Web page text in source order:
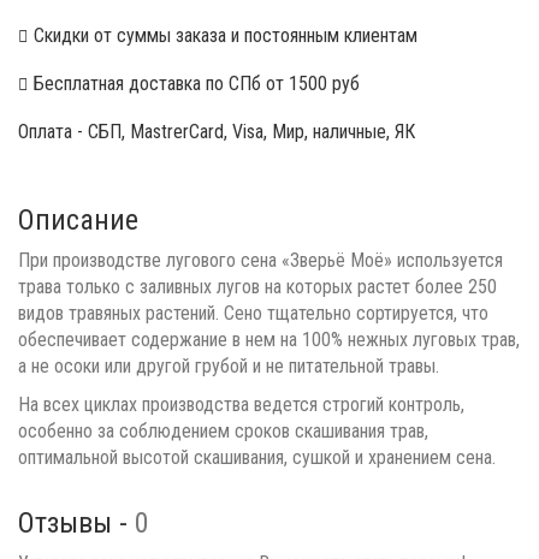
Скидки от суммы заказа и постоянным клиентам
Бесплатная доставка по СПб от 1500 руб
Оплата - СБП, MastrerCard, Visa, Мир, наличные, ЯК
Описание
При производстве лугового сена «Зверьё Mоё» используется
трава только с заливных лугов на которых растет более 250
видов травяных растений. Сено тщательно сортируется, что
обеспечивает содержание в нем на 100% нежных луговых трав,
а не осоки или другой грубой и не питательной травы.
На всех циклах производства ведется строгий контроль,
особенно за соблюдением сроков скашивания трав,
оптимальной высотой скашивания, сушкой и хранением сена.
Отзывы - 0